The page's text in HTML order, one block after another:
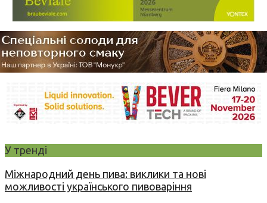
У тренді
Міжнародний день пива: виклики та нові
можливості українського пивоваріння